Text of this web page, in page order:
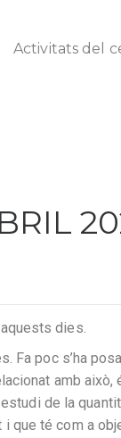
Activitats del
dies.
Fa poc s’ha
amb
de la
que té com a